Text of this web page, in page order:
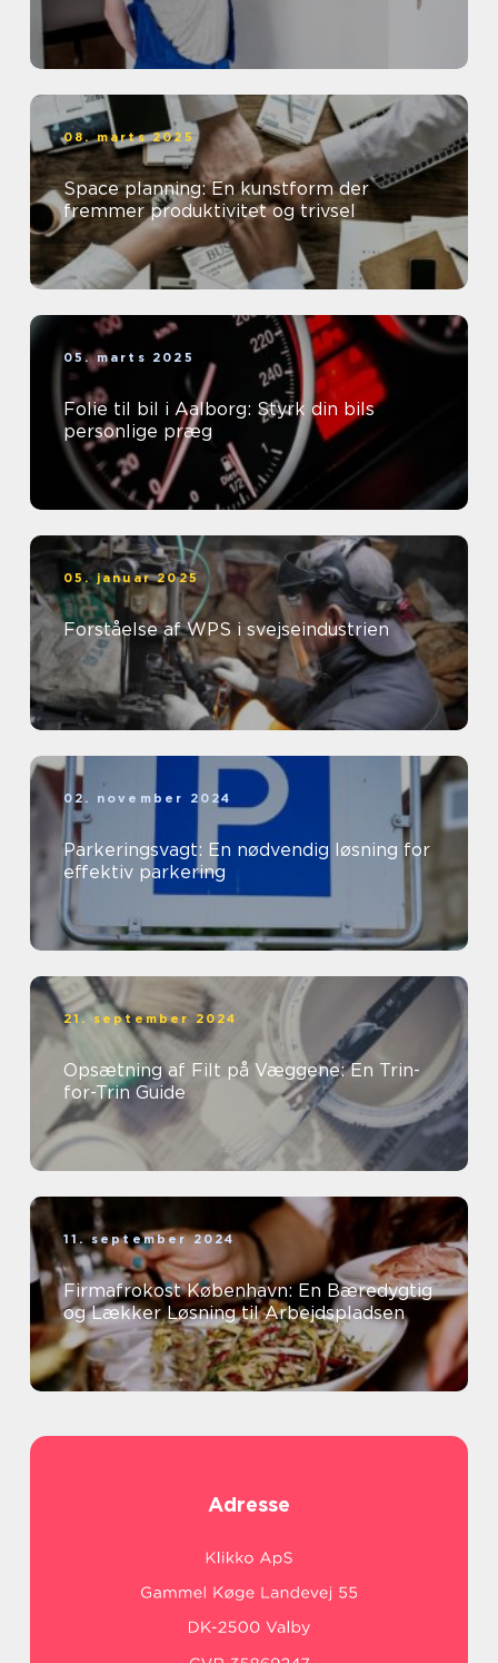
08. marts 2025
Space planning: En kunstform der
fremmer produktivitet og trivsel
05. marts 2025
Folie til bil i Aalborg: Styrk din bils
personlige præg
05. januar 2025
Forståelse af WPS i svejseindustrien
02. november 2024
Parkeringsvagt: En nødvendig løsning for
effektiv parkering
21. september 2024
Opsætning af Filt på Væggene: En Trin-
for-Trin Guide
11. september 2024
Firmafrokost København: En Bæredygtig
og Lækker Løsning til Arbejdspladsen
Adresse